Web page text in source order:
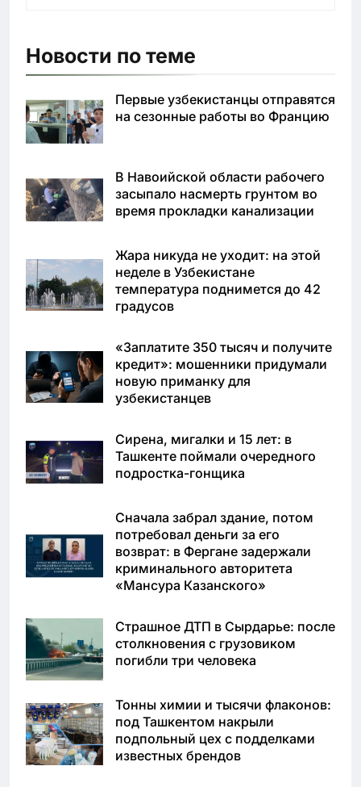
Новости по теме
Первые узбекистанцы отправятся
на сезонные работы во Францию
В Навоийской области рабочего
засыпало насмерть грунтом во
время прокладки канализации
Жара никуда не уходит: на этой
неделе в Узбекистане
температура поднимется до 42
градусов
«Заплатите 350 тысяч и получите
кредит»: мошенники придумали
новую приманку для
узбекистанцев
Сирена, мигалки и 15 лет: в
Ташкенте поймали очередного
подростка-гонщика
Сначала забрал здание, потом
потребовал деньги за его
возврат: в Фергане задержали
криминального авторитета
«Мансура Казанского»
Страшное ДТП в Сырдарье: после
столкновения с грузовиком
погибли три человека
Тонны химии и тысячи флаконов:
под Ташкентом накрыли
подпольный цех с подделками
известных брендов